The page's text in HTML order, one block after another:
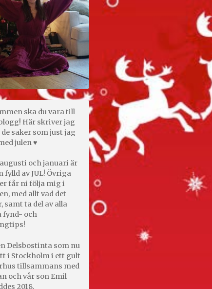
ska du vara till
Här skriver jag
saker som just jag
julen ♥
och januari är
fylld av JUL! Övriga
får ni följa mig i
med allt vad det
samt ta del av alla
fynd- och
Delsbostinta som nu
i Stockholm i ett gult
tillsammans med
och vår son Emil
2018.